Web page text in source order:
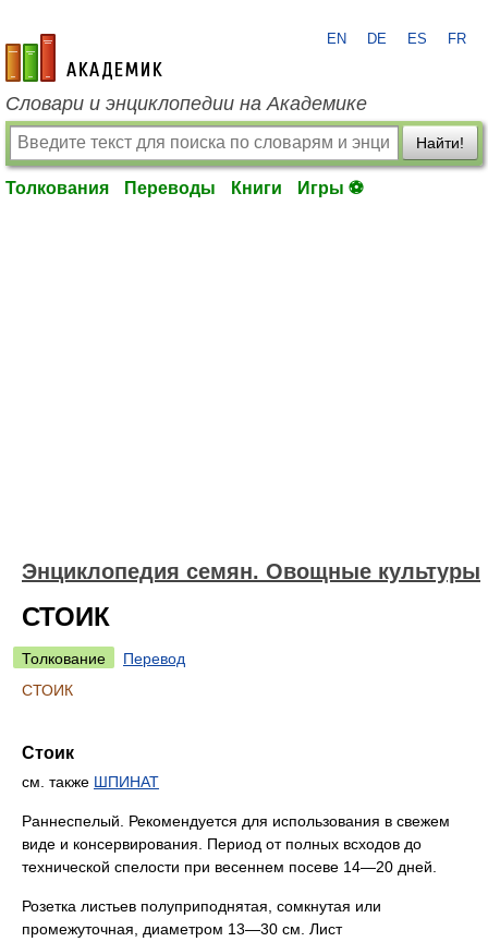
academic.ru
EN DE ES FR
Словари и энциклопедии на Академике
Найти!
Толкования Переводы Книги Игры ⚽
Энциклопедия семян. Овощные культуры
СТОИК
Толкование
Перевод
СТОИК
Стоик
см. также ШПИНАТ
Раннеспелый. Рекомендуется для использования в свежем
виде и консервирования. Период от полных всходов до
технической спелости при весеннем посеве 14—20 дней.
Розетка листьев полуприподнятая, сомкнутая или
промежуточная, диаметром 13—30 см. Лист